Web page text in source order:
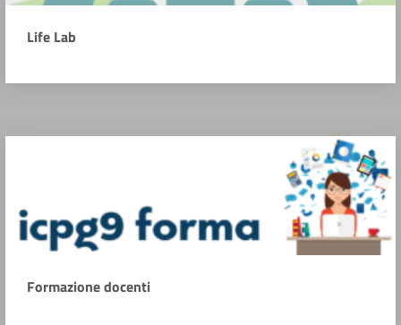
Life Lab
Formazione docenti